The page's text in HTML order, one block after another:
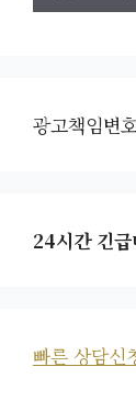
광고책임변
24시간 긴
빠른 상담신